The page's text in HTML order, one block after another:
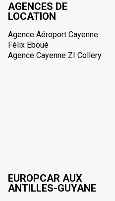
AGENCES DE
LOCATION
Agence Aéroport Cayenne
Félix Eboué
Agence Cayenne ZI Collery
EUROPCAR AUX
ANTILLES-GUYANE